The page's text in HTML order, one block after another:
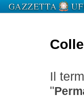
Il
"